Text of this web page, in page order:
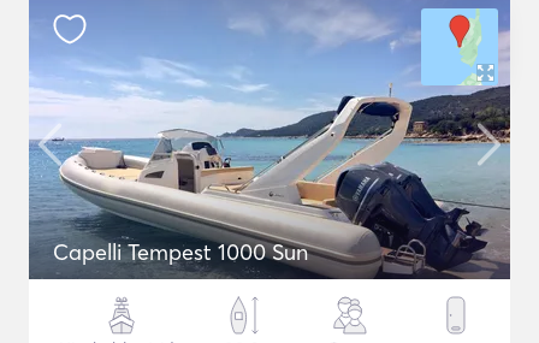
Capelli Tempest 1000 Sun